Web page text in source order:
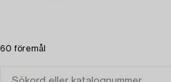
60 föremål